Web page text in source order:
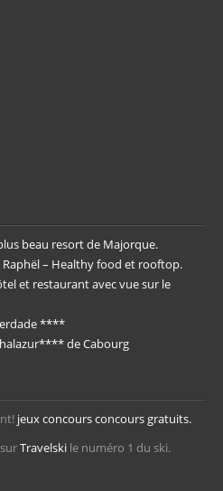
beau resort de Majorque.
– Healthy food et rooftop.
et restaurant avec vue sur le
****
de Cabourg
jeux concoursconcours gratuits.
surTravelski le numéro 1 du ski.